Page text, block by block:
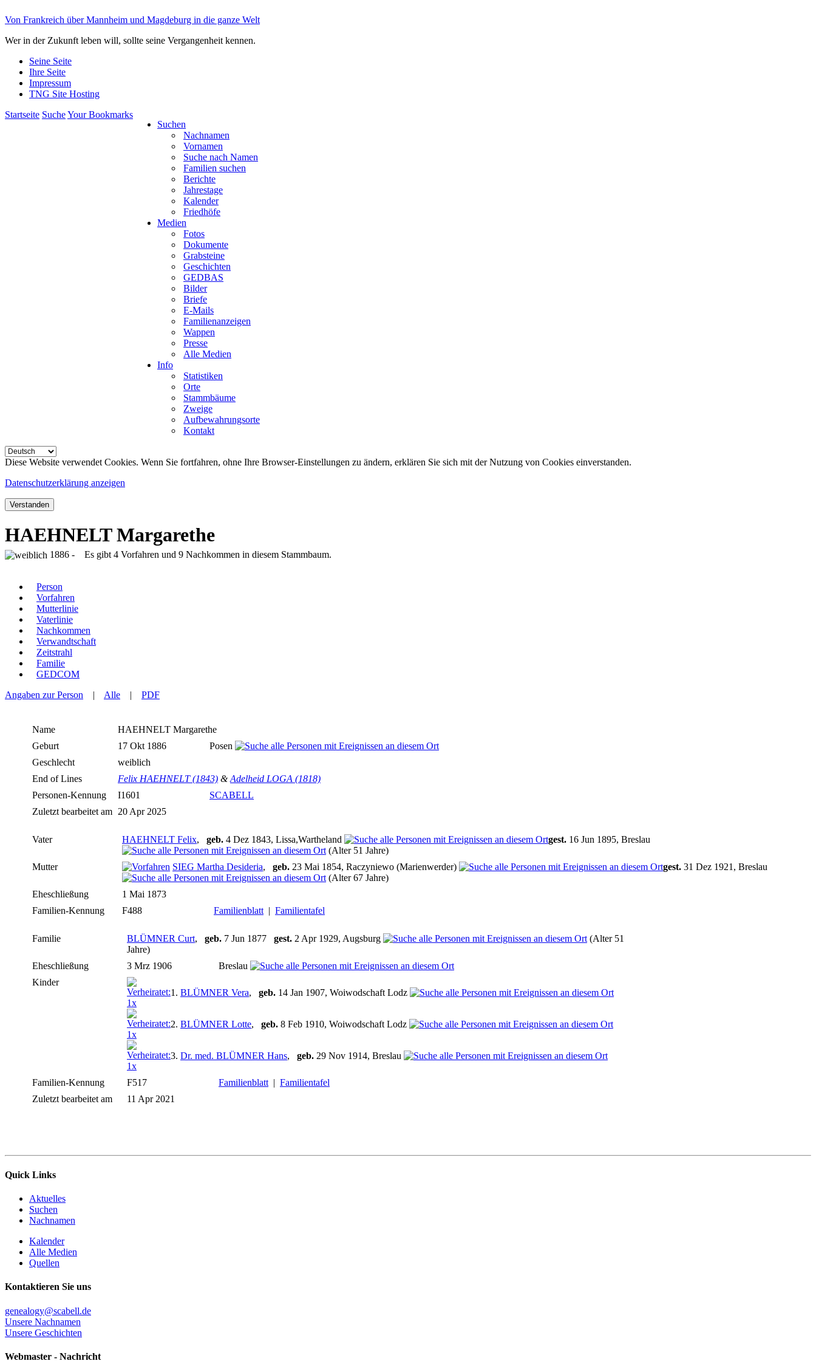
Von Frankreich über Mannheim und Magdeburg in die ganze Welt
Wer in der Zukunft leben will, sollte seine Vergangenheit kennen.
Seine Seite
Ihre Seite
Impressum
TNG Site Hosting
Startseite SucheYour Bookmarks
Suchen
Nachnamen
Vornamen
Suche nach Namen
Familien suchen
Berichte
Jahrestage
Kalender
Friedhöfe
Medien
Fotos
Dokumente
Grabsteine
Geschichten
GEDBAS
Bilder
Briefe
E-Mails
Familienanzeigen
Wappen
Presse
Alle Medien
Info
Statistiken
Orte
Stammbäume
Zweige
Aufbewahrungsorte
Kontakt
Diese Website verwendet Cookies. Wenn Sie fortfahren, ohne Ihre Browser-Einstellungen zu ändern, erklären Sie sich mit der Nutzung von Cookies einverstanden.
Datenschutzerklärung anzeigen
Verstanden
HAEHNELT Margarethe
1886 - Es gibt 4 Vorfahren und 9 Nachkommen in diesem Stammbaum.
Person
Vorfahren
Mutterlinie
Vaterlinie
Nachkommen
Verwandtschaft
Zeitstrahl
Familie
GEDCOM
Angaben zur Person | Alle | PDF
Name HAEHNELT Margarethe
Geburt
17 Okt 1886
Posen
Geschlecht
weiblich
End of Lines
Felix HAEHNELT (1843) &Adelheid LOGA (1818)
Personen-Kennung
I1601
SCABELL
Zuletzt bearbeitet am 20 Apr 2025
Vater HAEHNELT Felix, geb. 4 Dez 1843, Lissa,Wartheland gest. 16 Jun 1895, Breslau
(Alter 51 Jahre)
Mutter
SIEG Martha Desideria, geb. 23 Mai 1854, Raczyniewo (Marienwerder) gest. 31 Dez 1921, Breslau
(Alter 67 Jahre)
Eheschließung
1 Mai 1873
Familien-Kennung
F488 Familienblatt| Familientafel
Familie BLÜMNER Curt, geb. 7 Jun 1877 gest. 2 Apr 1929, Augsburg
(Alter 51
Jahre)
Eheschließung
3 Mrz 1906
Breslau
Kinder
1. BLÜMNER Vera, geb. 14 Jan 1907, Woiwodschaft Lodz
2. BLÜMNER Lotte, geb. 8 Feb 1910, Woiwodschaft Lodz
3. Dr. med. BLÜMNER Hans, geb. 29 Nov 1914, Breslau
Familien-Kennung F517 Familienblatt| Familientafel
Zuletzt bearbeitet am
11 Apr 2021
Quick Links
Aktuelles
Suchen
Nachnamen
Kalender
Alle Medien
Quellen
Kontaktieren Sie uns
genealogy@scabell.de
Unsere Nachnamen
Unsere Geschichten
Webmaster - Nachricht